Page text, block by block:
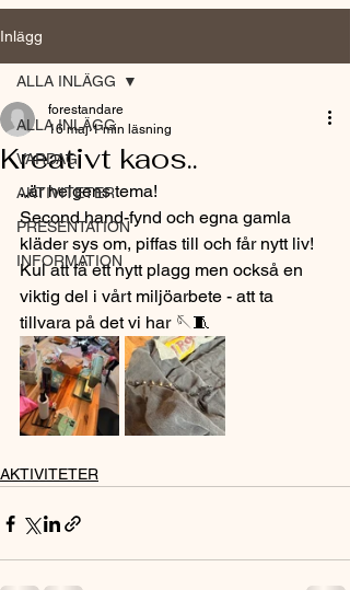
Inlägg
ALLA INLÄGG
VARDAG
AKTIVITETER
PRESENTATION
INFORMATION
ALLA INLÄGG
Kreativt kaos..
forestandare
16 maj 1 min läsning
..är helgens tema!
Second hand-fynd och egna gamla
kläder sys om, piffas till och får nytt liv!
Kul att få ett nytt plagg men också en
viktig del i vårt miljöarbete - att ta
tillvara på det vi har 🪡🧵
AKTIVITETER